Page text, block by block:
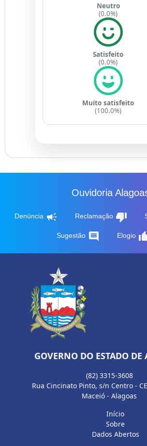
Neutro
(0.0%)
Satisfeito
(0.0%)
Muito satisfeito
(100.0%)
Ouvidoria
Denúncia campaign Reclamação thumb_down
Sugestão comment Elogio
GOVERNO DO ESTADO DE
(82) 3315-3608
Rua Cincinato Pinto, s/n Centro -
Maceió - Alagoas
Início
Sobre
Dados Abertos